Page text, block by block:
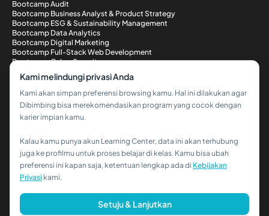
Bootcamp Audit
Bootcamp Business Analyst & Product Strategy
Bootcamp ESG & Sustainability Management
Bootcamp Data Analytics
Bootcamp Digital Marketing
Bootcamp Full-Stack Web Development
Bootcamp Cyber Security
Metode Pembayaran
© 2026 PT Dibimbing. All Rights Reserved
Hi!👋
Kalau kamu butuh bantuan,
Kami melindungi privasi Anda
Kami akan simpan preferensi browsing kamu. Hal ini dilakukan agar
Dibimbing bisa merekomendasikan program yang cocok dengan
karier impian kamu.
Kalau kamu punya akun Learning Center, data ini akan terhubung
juga ke profilmu untuk proses belajar di kelas. Kamu bisa ubah
preferensi ini kapan saja, ketentuan lengkap ada di Kebijakan
Privasi kami.
Setuju & Lanjutkan